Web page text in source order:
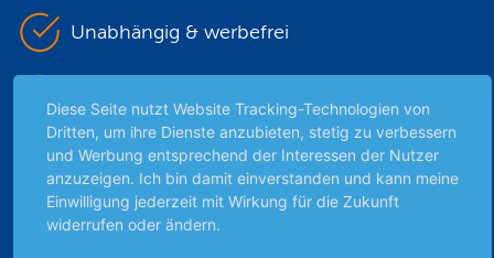
Unabhängig & werbefrei
Schutz persönlicher Daten
Sicher mit SSL-Verschlüsselung
Diese Seite nutzt Website Tracking-Technologien von
Dritten, um ihre Dienste anzubieten, stetig zu verbessern
und Werbung entsprechend der Interessen der Nutzer
anzuzeigen. Ich bin damit einverstanden und kann meine
Einwilligung jederzeit mit Wirkung für die Zukunft
widerrufen oder ändern.